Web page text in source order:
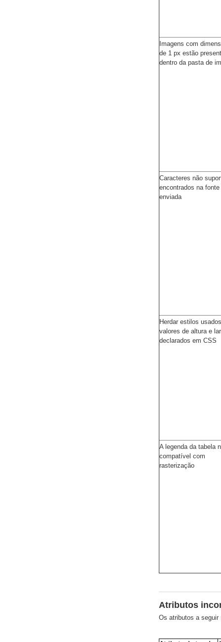
Imagens com
de 1 px estão
dentro da pasta de
Caracteres não
encontrados na
enviada
Herdar estilos
valores de altura e
declarados em CSS
A legenda da tabela
compatível com
rasterização
Atributos
Os atributos a